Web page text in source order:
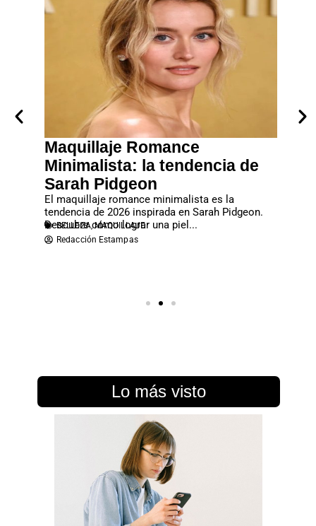
Maquillaje Romance
Minimalista: la tendencia de
Sarah Pidgeon
El maquillaje romance minimalista es la
tendencia de 2026 inspirada en Sarah Pidgeon.
Descubre cómo lograr una piel...
BELLEZA,MAQUILLAJE
Redacción Estampas
Lo más visto